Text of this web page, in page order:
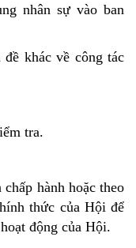
nhân sự vào ban
khác về công tác
tra.
hành hoặc theo
thức của Hội để
động của Hội.